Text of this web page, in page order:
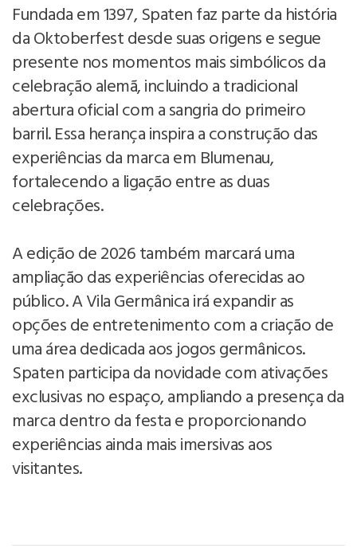
Fundada em 1397, Spaten faz parte da história
da Oktoberfest desde suas origens e segue
presente nos momentos mais simbólicos da
celebração alemã, incluindo a tradicional
abertura oficial com a sangria do primeiro
barril. Essa herança inspira a construção das
experiências da marca em Blumenau,
fortalecendo a ligação entre as duas
celebrações.
A edição de 2026 também marcará uma
ampliação das experiências oferecidas ao
público. A Vila Germânica irá expandir as
opções de entretenimento com a criação de
uma área dedicada aos jogos germânicos.
Spaten participa da novidade com ativações
exclusivas no espaço, ampliando a presença da
marca dentro da festa e proporcionando
experiências ainda mais imersivas aos
visitantes.